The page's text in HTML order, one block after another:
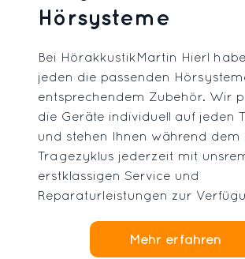
Hörsysteme
Bei HörakkustikMartin Hierl
jeden die passenden
entsprechendem Zubehör. Wir
die Geräte individuell auf jeden
und stehen Ihnen während dem
Tragezyklus jederzeit mit
erstklassigen Service und
Reparaturleistungen zur
Mehr erfahren